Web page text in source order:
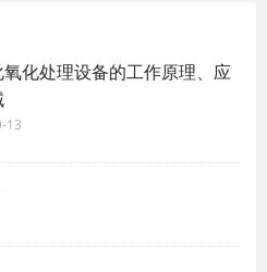
化处理设备的工作原理、应
13